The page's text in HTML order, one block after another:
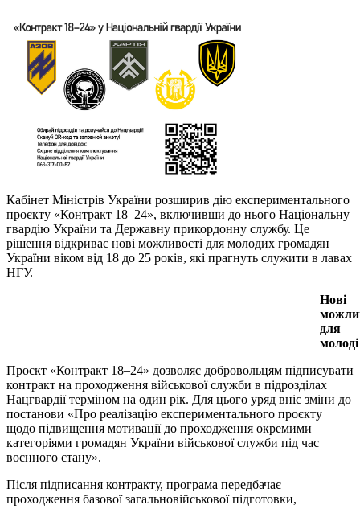
Кабінет Міністрів України розширив дію експериментального
проєкту «Контракт 18–24», включивши до нього Національну
гвардію України та Державну прикордонну службу. Це
рішення відкриває нові можливості для молодих громадян
України віком від 18 до 25 років, які прагнуть служити в лавах
НГУ.
Нові
для
молоді
Проєкт «Контракт 18–24» дозволяє добровольцям підписувати
контракт на проходження військової служби в підрозділах
Нацгвардії терміном на один рік. Для цього уряд вніс зміни до
постанови «Про реалізацію експериментального проєкту
щодо підвищення мотивації до проходження окремими
категоріями громадян України військової служби під час
воєнного стану».
Після підписання контракту, програма передбачає
проходження базової загальновійськової підготовки,